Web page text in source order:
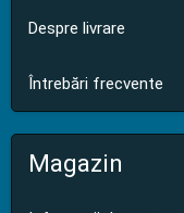
Despre livrare
Întrebări frecvente
Magazin